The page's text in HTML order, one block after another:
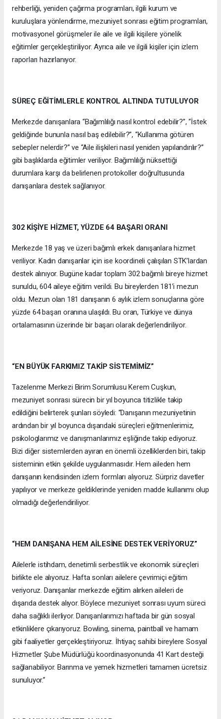
rehberliği, yeniden çağırma programları, ilgili kurum ve
kuruluşlara yönlendirme, mezuniyet sonrası eğitim programları,
motivasyonel görüşmeler ile aile ve ilgili kişilere yönelik
eğitimler gerçekleştiriliyor. Ayrıca aile ve ilgili kişiler için izlem
raporları hazırlanıyor.
SÜREÇ EĞİTİMLERLE KONTROL ALTINDA TUTULUYOR
Merkezde danışanlara “Bağımlılığı nasıl kontrol edebilir?”, “İstek
geldiğinde bununla nasıl baş edilebilir?”, “Kullanıma götüren
sebepler nelerdir?” ve “Aile ilişkileri nasıl yeniden yapılandırılır?”
gibi başlıklarda eğitimler veriliyor. Bağımlılığı nüksettiği
durumlara karşı da belirlenen protokoller doğrultusunda
danışanlara destek sağlanıyor.
302 KİŞİYE HİZMET, YÜZDE 64 BAŞARI ORANI
Merkezde 18 yaş ve üzeri bağımlı erkek danışanlara hizmet
veriliyor. Kadın danışanlar için ise koordineli çalışılan STK’lardan
destek alınıyor. Bugüne kadar toplam 302 bağımlı bireye hizmet
sunuldu, 604 aileye eğitim verildi. Bu bireylerden 181’i mezun
oldu. Mezun olan 181 danışanın 6 aylık izlem sonuçlarına göre
yüzde 64 başarı oranına ulaşıldı. Bu oran, Türkiye ve dünya
ortalamasının üzerinde bir başarı olarak değerlendiriliyor.
“EN BÜYÜK FARKIMIZ TAKİP SİSTEMİMİZ”
Tazelenme Merkezi Birim Sorumlusu Kerem Cuşkun,
mezuniyet sonrası sürecin bir yıl boyunca titizlikle takip
edildiğini belirterek şunları söyledi: “Danışanın mezuniyetinin
ardından bir yıl boyunca dışarıdaki süreçleri eğitmenlerimiz,
psikologlarımız ve danışmanlarımız eşliğinde takip ediyoruz.
Bizi diğer sistemlerden ayıran en önemli özelliklerden biri, takip
sisteminin etkin şekilde uygulanmasıdır. Hem aileden hem
danışanın kendisinden izlem formları alıyoruz. Sürpriz davetler
yapılıyor ve merkeze geldiklerinde yeniden madde kullanımı olup
olmadığı değerlendiriliyor.
“HEM DANIŞANA HEM AİLESİNE DESTEK VERİYORUZ”
Ailelerle istihdam, denetimli serbestlik ve ekonomik süreçleri
birlikte ele alıyoruz. Hafta sonları ailelere çevrimiçi eğitim
veriyoruz. Danışanlar merkezde eğitim alırken aileleri de
dışarıda destek alıyor. Böylece mezuniyet sonrası uyum süreci
daha sağlıklı ilerliyor. Danışanlarımızı haftada bir gün sosyal
etkinliklere çıkarıyoruz. Bowling, sinema, paintball ve hamam
gibi faaliyetler gerçekleştiriyoruz. İhtiyaç sahibi bireylere Sosyal
Hizmetler Şube Müdürlüğü koordinasyonunda 41 Kart desteği
sağlanabiliyor. Barınma ve yemek hizmetleri tamamen ücretsiz
sunuluyor.”